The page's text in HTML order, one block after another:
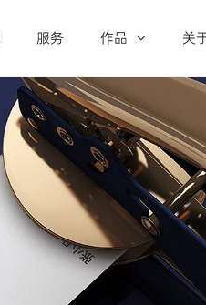
服务 作品 关